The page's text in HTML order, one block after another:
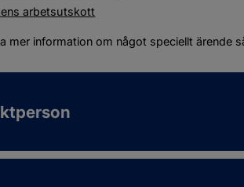
arbetsutskott
mer information om något speciellt ärende